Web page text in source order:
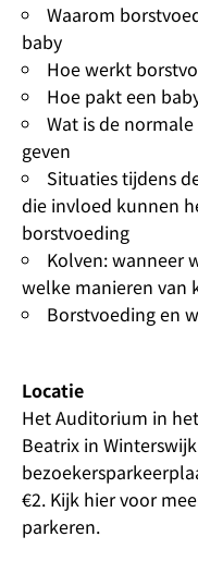
Waarom
baby
Hoe werkt
Hoe pakt een
Wat is de
geven
Situaties tijdens
die invloed kunnen
borstvoeding
Kolven: wanneer
welke manieren van
Borstvoeding en
Locatie
Het Auditorium in
Beatrix in
€2. Kijk hier voor
parkeren.